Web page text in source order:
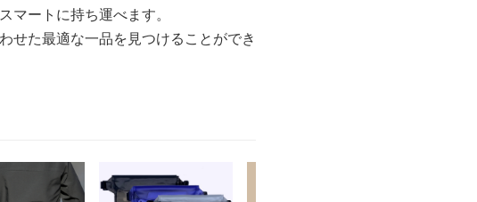
ートに持ち運べます。
せた最適な一品を見つけることができ